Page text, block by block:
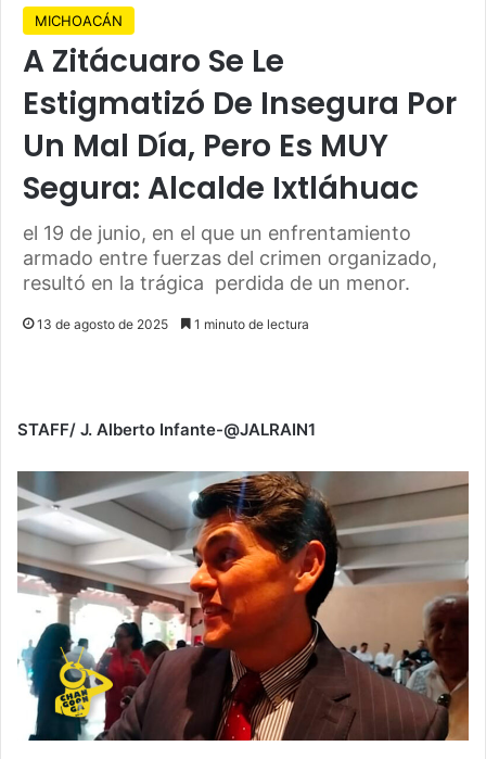
MICHOACÁN
A Zitácuaro Se Le
Estigmatizó De Insegura Por
Un Mal Día, Pero Es MUY
Segura: Alcalde Ixtláhuac
el 19 de junio, en el que un enfrentamiento
armado entre fuerzas del crimen organizado,
resultó en la trágica perdida de un menor.
13 de agosto de 2025 1 minuto de lectura
STAFF/ J. Alberto Infante-@JALRAIN1